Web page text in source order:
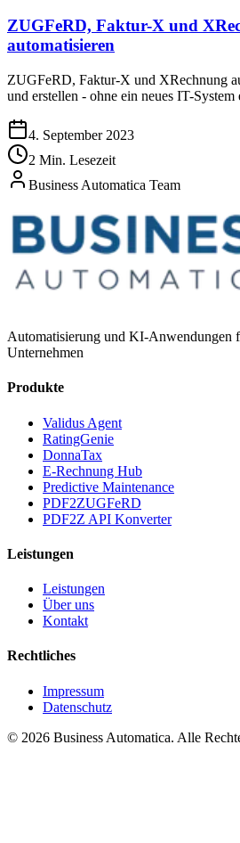
ZUGFeRD, Faktur-X und
automatisieren
ZUGFeRD, Faktur-X und XRechnung
und erstellen - ohne ein neues IT-System
4. September 2023
2 Min. Lesezeit
Business Automatica Team
Automatisierung und KI-Anwendungen
Unternehmen
Produkte
Validus Agent
RatingGenie
DonnaTax
E-Rechnung Hub
Predictive Maintenance
PDF2ZUGFeRD
PDF2Z API Konverter
Leistungen
Leistungen
Über uns
Kontakt
Rechtliches
Impressum
Datenschutz
© 2026 Business Automatica. Alle